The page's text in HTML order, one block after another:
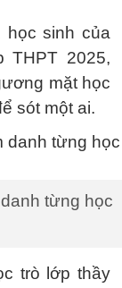
học sinh của
THPT 2025,
mặt học
sót một ai.
từng học
trò lớp thầy